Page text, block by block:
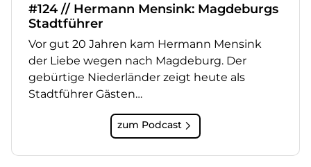
#124 // Hermann Mensink: Magdeburgs
Stadtführer
Vor gut 20 Jahren kam Hermann Mensink
der Liebe wegen nach Magdeburg. Der
gebürtige Niederländer zeigt heute als
Stadtführer Gästen…
zum Podcast